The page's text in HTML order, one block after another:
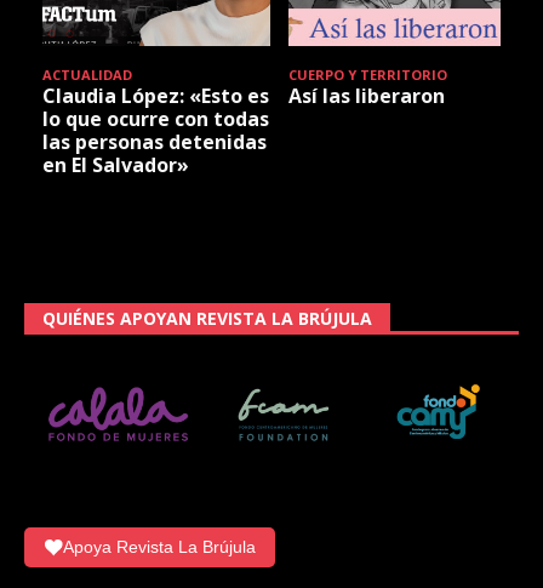
ACTUALIDAD
Claudia López: «Esto es
lo que ocurre con todas
las personas detenidas
en El Salvador»
CUERPO Y TERRITORIO
Así las liberaron
QUIÉNES APOYAN REVISTA LA BRÚJULA
Apoya Revista La Brújula